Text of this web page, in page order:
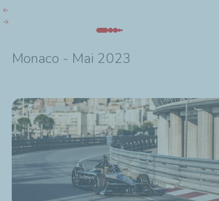
Monaco - Mai 2023